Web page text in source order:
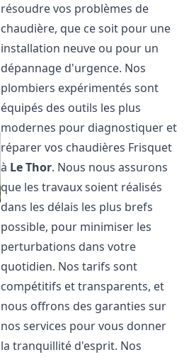
résoudre vos problèmes de
chaudière, que ce soit pour une
installation neuve ou pour un
dépannage d'urgence. Nos
plombiers expérimentés sont
équipés des outils les plus
modernes pour diagnostiquer et
réparer vos chaudières Frisquet
à Le Thor. Nous nous assurons
que les travaux soient réalisés
dans les délais les plus brefs
possible, pour minimiser les
perturbations dans votre
quotidien. Nos tarifs sont
compétitifs et transparents, et
nous offrons des garanties sur
nos services pour vous donner
la tranquillité d'esprit. Nos